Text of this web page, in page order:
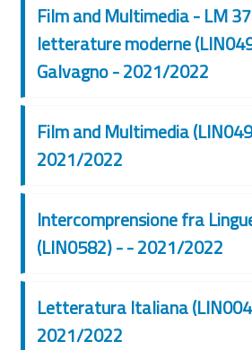
Film and Multimedia - LM
letterature moderne
Galvagno - 2021/2022
Film and Multimedia
2021/2022
Intercomprensione fra
(LIN0582) - - 2021/2022
Letteratura Italiana
2021/2022